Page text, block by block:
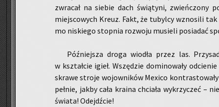
zwra­cał na sie­bie dach świą­ty­ni, zwień­czo­ny
miej­sco­wych Kreuz. Fakt, że tu­byl­cy wzno­si­li
mo ni­skie­go stop­nia roz­wo­ju mu­sie­li po­sia­dać
Póź­niej­sza droga wio­dła przez las.
w kształ­cie igieł. Wszę­dzie do­mi­no­wa­ły
skra­we stro­je wo­jow­ni­ków Me­xi­co
peł­nie, jakby cała kra­ina chcia­ła wy­krzy­czeć –
świa­ta! Odejdź­cie!